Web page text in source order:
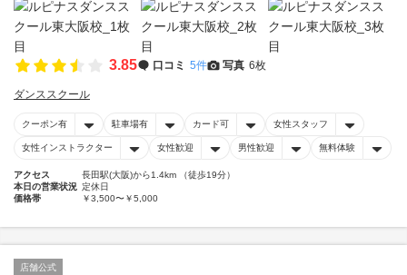
3.85 口コミ 5件 写真 6枚
ダンススクール
クーポン有 駐車場有 カード可 女性スタッフ
女性インストラクター 女性歓迎 男性歓迎 無料体験
アクセス
長田駅(大阪)から1.4km （徒歩19分）
本日の営業状況 定休日
価格帯
￥3,500〜￥5,000
店舗公式